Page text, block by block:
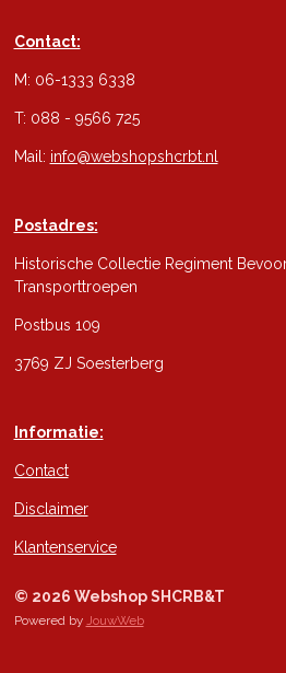
Contact:
M: 06-1333 6338
T: 088 - 9566 725
Mail: info@webshopshcrbt.nl
Postadres:
Historische Collectie Regiment
Transporttroepen
Postbus 109
3769 ZJ Soesterberg
Informatie:
Contact
Disclaimer
Klantenservice
© 2026 Webshop SHCRB&T
Powered by JouwWeb